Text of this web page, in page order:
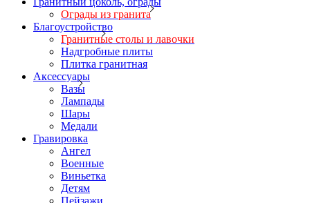
Ограды из гранита
Благоустройство
Гранитные столы и лавочки
Надгробные плиты
Плитка гранитная
Аксессуары
Вазы
Лампады
Шары
Медали
Гравировка
Ангел
Военные
Виньетка
Детям
Пейзажи